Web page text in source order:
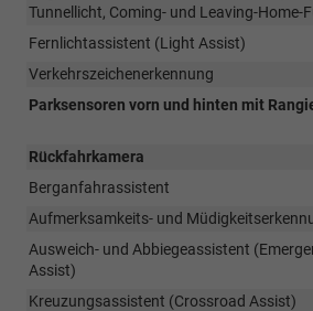
Tunnellicht, Coming- und Leaving-Home-
Fernlichtassistent (Light Assist)
Verkehrszeichenerkennung
Parksensoren vorn und hinten mit
Rückfahrkamera
Berganfahrassistent
Aufmerksamkeits- und
Ausweich- und Abbiegeassistent
Assist)
Kreuzungsassistent (Crossroad Assist)